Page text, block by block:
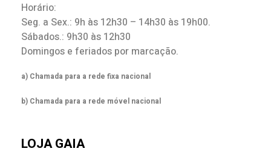
Horário:
Seg. a Sex.: 9h às 12h30 – 14h30 às 19h00.
Sábados.: 9h30 às 12h30
Domingos e feriados por marcação.
a) Chamada para a rede fixa nacional
b) Chamada para a rede móvel nacional
LOJA GAIA